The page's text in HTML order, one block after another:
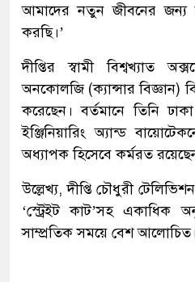
আমাদের নতুন জীবনের জন্য
করছি।’
দীপ্তির স্বামী বিশ্বখ্যাত
অনকোলজি (ক্যান্সার বিজ্ঞান)
করেছেন। বর্তমানে তিনি
ইঞ্জিনিয়ারিং অ্যান্ড
অধ্যাপক হিসেবে কর্মরত
উল্লেখ্য, দীপ্তি চৌধুরী
‘স্ট্রেইট কাট’সহ একাধিক
সাম্প্রতিক সময়ে বেশ আলোচিত।